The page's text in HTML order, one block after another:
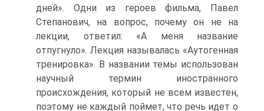
дней». Одни из героев фильма, Павел
Степанович, на вопрос, почему он не на
лекции, ответил: «А меня название
отпугнуло». Лекция называлась «Аутогенная
тренировка». В названии темы использован
научный термин иностранного
происхождения, который не всем известен,
поэтому не каждый поймет, что речь идет о